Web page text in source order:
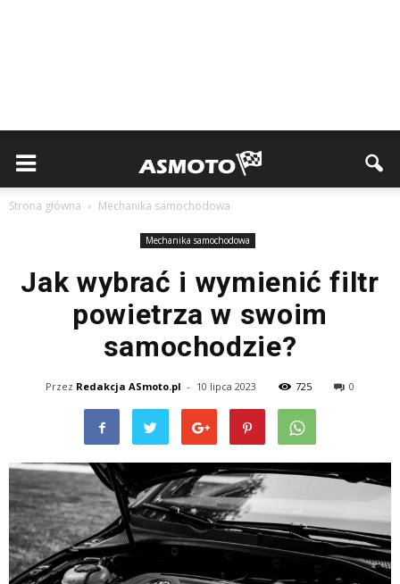
Strona główna Mechanika samochodowa
Mechanika samochodowa
Jak wybrać i wymienić filtr
powietrza w swoim
samochodzie?
Przez Redakcja ASmoto.pl - 10 lipca 2023 725 0